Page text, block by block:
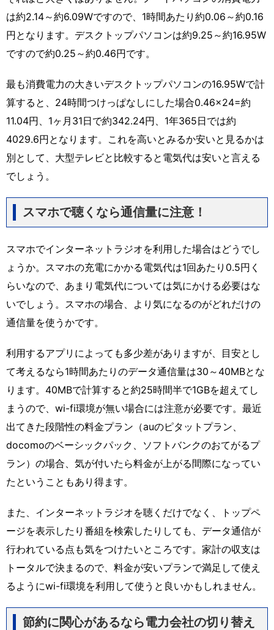
は約2.14～約6.09Wですので、1時間あたり約0.06～約0.16
円となります。デスクトップパソコンは約9.25～約16.95W
ですので約0.25～約0.46円です。
最も消費電力の大きいデスクトップパソコンの16.95Wで計
算すると、24時間つけっぱなしにした場合0.46×24=約
11.04円、1ヶ月31日で約342.24円、1年365日では約
4029.6円となります。これを高いとみるか安いと見るかは
別として、大型テレビと比較すると電気代は安いと言える
でしょう。
スマホで聴くなら通信量に注意！
スマホでインターネットラジオを利用した場合はどうでし
ょうか。スマホの充電にかかる電気代は1回あたり0.5円く
らいなので、あまり電気代については気にかける必要はな
いでしょう。スマホの場合、より気になるのがどれだけの
通信量を使うかです。
利用するアプリによっても多少差がありますが、目安とし
て考えるなら1時間あたりのデータ通信量は30～40MBとな
ります。40MBで計算すると約25時間半で1GBを超えてし
まうので、wi-fi環境が無い場合には注意が必要です。最近
出てきた段階性の料金プラン（auのピタットプラン、
docomoのベーシックパック、ソフトバンクのおてがるプ
ラン）の場合、気が付いたら料金が上がる間際になってい
たということもあり得ます。
また、インターネットラジオを聴くだけでなく、トップペ
ージを表示したり番組を検索したりしても、データ通信が
行われている点も気をつけたいところです。家計の収支は
トータルで決まるので、料金が安いプランで満足して使え
るようにwi-fi環境を利用して使うと良いかもしれません。
節約に関心があるなら電力会社の切り替え